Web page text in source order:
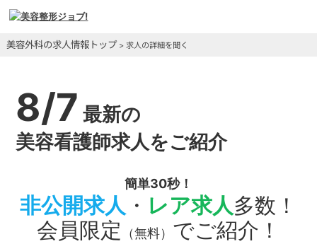
美容外科の求人情報トップ > 求人の詳細を聞く
8/7 最新の
美容看護師求人をご紹介
簡単30秒！
非公開求人 ・ レア求人多数！
会員限定
（無料） でご紹介！